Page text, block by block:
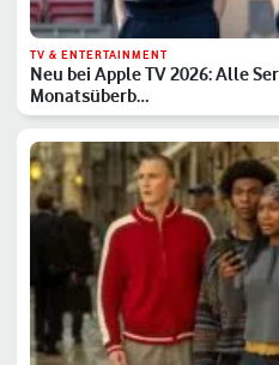
TV & ENTERTAINMENT
Neu bei Apple TV 2026: Alle
Monatsüberb…